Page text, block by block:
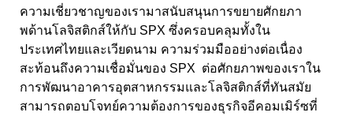
ความเชี่ยวชาญของเรามาสนับสนุนการขยายศักยภา
พด้านโลจิสติกส์ให้กับ SPX ซึ่งครอบคลุมทั้งใน
ประเทศไทยและเวียดนาม ความร่วมมืออย่างต่อเนื่อง
สะท้อนถึงความเชื่อมั่นของ SPX ต่อศักยภาพของเราใน
การพัฒนาอาคารอุตสาหกรรมและโลจิสติกส์ที่ทันสมัย
สามารถตอบโจทย์ความต้องการของธุรกิจอีคอมเมิร์ซที่